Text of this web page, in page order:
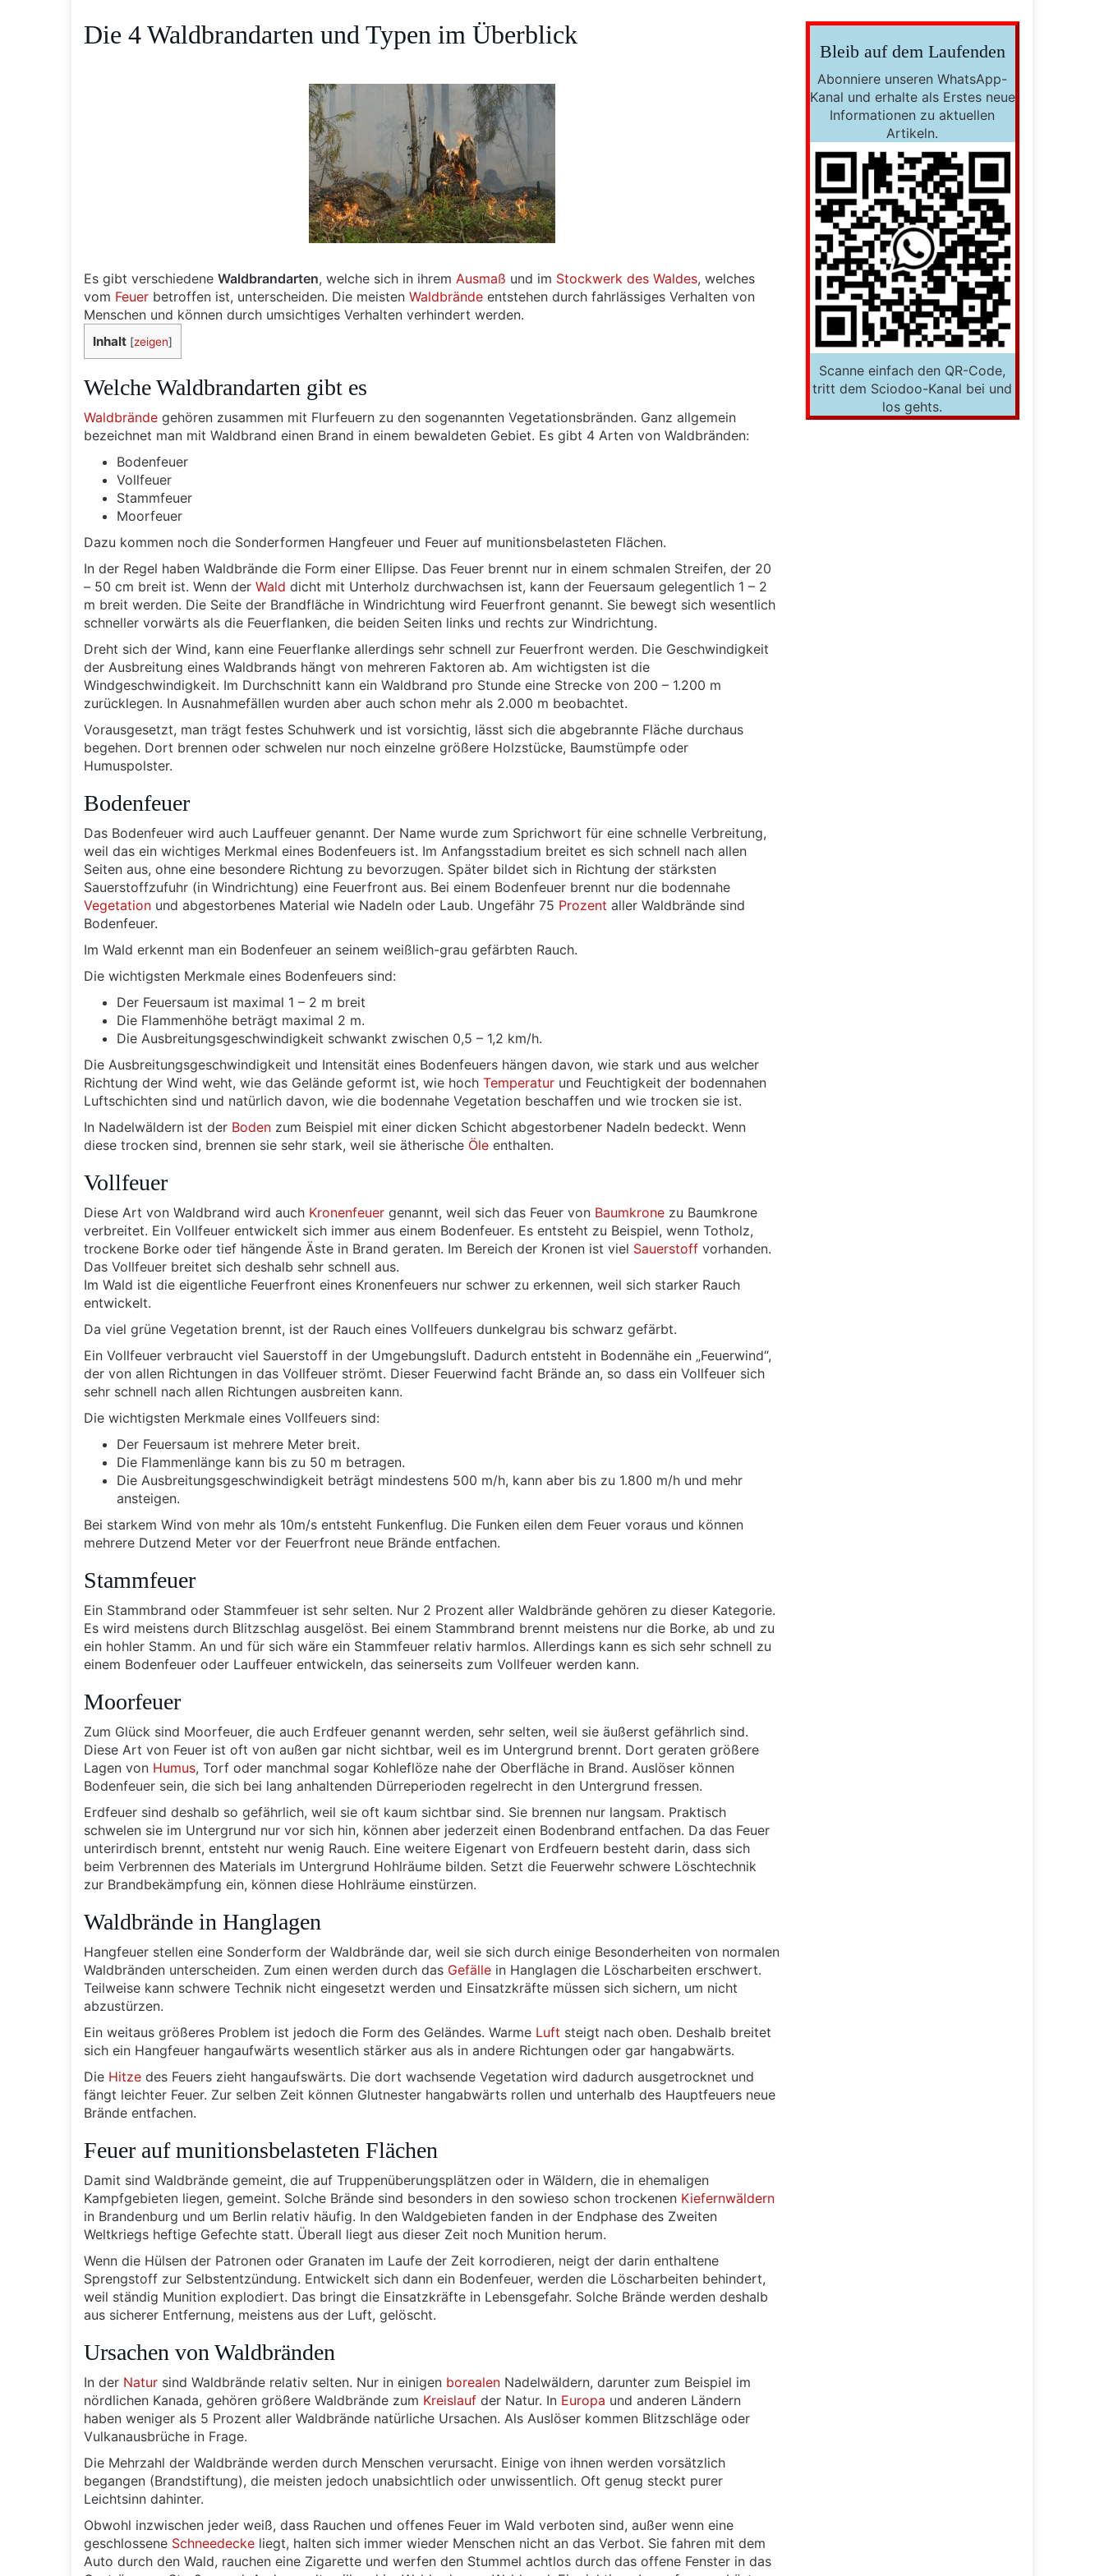
Die 4 Waldbrandarten und Typen im Überblick
Es gibt verschiedene Waldbrandarten, welche sich in ihrem Ausmaß und im Stockwerk des Waldes, welches
vom Feuer betroffen ist, unterscheiden. Die meisten Waldbrände entstehen durch fahrlässiges Verhalten von
Menschen und können durch umsichtiges Verhalten verhindert werden.
Inhalt [zeigen]
Welche Waldbrandarten gibt es
Waldbrände gehören zusammen mit Flurfeuern zu den sogenannten Vegetationsbränden. Ganz allgemein
bezeichnet man mit Waldbrand einen Brand in einem bewaldeten Gebiet. Es gibt 4 Arten von Waldbränden:
Bodenfeuer
Vollfeuer
Stammfeuer
Moorfeuer
Dazu kommen noch die Sonderformen Hangfeuer und Feuer auf munitionsbelasteten Flächen.
In der Regel haben Waldbrände die Form einer Ellipse. Das Feuer brennt nur in einem schmalen Streifen, der 20
– 50 cm breit ist. Wenn der Wald dicht mit Unterholz durchwachsen ist, kann der Feuersaum gelegentlich 1 – 2
m breit werden. Die Seite der Brandfläche in Windrichtung wird Feuerfront genannt. Sie bewegt sich wesentlich
schneller vorwärts als die Feuerflanken, die beiden Seiten links und rechts zur Windrichtung.
Dreht sich der Wind, kann eine Feuerflanke allerdings sehr schnell zur Feuerfront werden. Die Geschwindigkeit
der Ausbreitung eines Waldbrands hängt von mehreren Faktoren ab. Am wichtigsten ist die
Windgeschwindigkeit. Im Durchschnitt kann ein Waldbrand pro Stunde eine Strecke von 200 – 1.200 m
zurücklegen. In Ausnahmefällen wurden aber auch schon mehr als 2.000 m beobachtet.
Vorausgesetzt, man trägt festes Schuhwerk und ist vorsichtig, lässt sich die abgebrannte Fläche durchaus
begehen. Dort brennen oder schwelen nur noch einzelne größere Holzstücke, Baumstümpfe oder
Humuspolster.
Bodenfeuer
Das Bodenfeuer wird auch Lauffeuer genannt. Der Name wurde zum Sprichwort für eine schnelle Verbreitung,
weil das ein wichtiges Merkmal eines Bodenfeuers ist. Im Anfangsstadium breitet es sich schnell nach allen
Seiten aus, ohne eine besondere Richtung zu bevorzugen. Später bildet sich in Richtung der stärksten
Sauerstoffzufuhr (in Windrichtung) eine Feuerfront aus. Bei einem Bodenfeuer brennt nur die bodennahe
Vegetation und abgestorbenes Material wie Nadeln oder Laub. Ungefähr 75 Prozent aller Waldbrände sind
Bodenfeuer.
Im Wald erkennt man ein Bodenfeuer an seinem weißlich-grau gefärbten Rauch.
Die wichtigsten Merkmale eines Bodenfeuers sind:
Der Feuersaum ist maximal 1 – 2 m breit
Die Flammenhöhe beträgt maximal 2 m.
Die Ausbreitungsgeschwindigkeit schwankt zwischen 0,5 – 1,2 km/h.
Die Ausbreitungsgeschwindigkeit und Intensität eines Bodenfeuers hängen davon, wie stark und aus welcher
Richtung der Wind weht, wie das Gelände geformt ist, wie hoch Temperatur und Feuchtigkeit der bodennahen
Luftschichten sind und natürlich davon, wie die bodennahe Vegetation beschaffen und wie trocken sie ist.
In Nadelwäldern ist der Boden zum Beispiel mit einer dicken Schicht abgestorbener Nadeln bedeckt. Wenn
diese trocken sind, brennen sie sehr stark, weil sie ätherische Öle enthalten.
Vollfeuer
Diese Art von Waldbrand wird auch Kronenfeuer genannt, weil sich das Feuer von Baumkrone zu Baumkrone
verbreitet. Ein Vollfeuer entwickelt sich immer aus einem Bodenfeuer. Es entsteht zu Beispiel, wenn Totholz,
trockene Borke oder tief hängende Äste in Brand geraten. Im Bereich der Kronen ist viel Sauerstoff vorhanden.
Das Vollfeuer breitet sich deshalb sehr schnell aus.
Im Wald ist die eigentliche Feuerfront eines Kronenfeuers nur schwer zu erkennen, weil sich starker Rauch
entwickelt.
Da viel grüne Vegetation brennt, ist der Rauch eines Vollfeuers dunkelgrau bis schwarz gefärbt.
Ein Vollfeuer verbraucht viel Sauerstoff in der Umgebungsluft. Dadurch entsteht in Bodennähe ein „Feuerwind“,
der von allen Richtungen in das Vollfeuer strömt. Dieser Feuerwind facht Brände an, so dass ein Vollfeuer sich
sehr schnell nach allen Richtungen ausbreiten kann.
Die wichtigsten Merkmale eines Vollfeuers sind:
Der Feuersaum ist mehrere Meter breit.
Die Flammenlänge kann bis zu 50 m betragen.
Die Ausbreitungsgeschwindigkeit beträgt mindestens 500 m/h, kann aber bis zu 1.800 m/h und mehr
ansteigen.
Bei starkem Wind von mehr als 10m/s entsteht Funkenflug. Die Funken eilen dem Feuer voraus und können
mehrere Dutzend Meter vor der Feuerfront neue Brände entfachen.
Stammfeuer
Ein Stammbrand oder Stammfeuer ist sehr selten. Nur 2 Prozent aller Waldbrände gehören zu dieser Kategorie.
Es wird meistens durch Blitzschlag ausgelöst. Bei einem Stammbrand brennt meistens nur die Borke, ab und zu
ein hohler Stamm. An und für sich wäre ein Stammfeuer relativ harmlos. Allerdings kann es sich sehr schnell zu
einem Bodenfeuer oder Lauffeuer entwickeln, das seinerseits zum Vollfeuer werden kann.
Moorfeuer
Zum Glück sind Moorfeuer, die auch Erdfeuer genannt werden, sehr selten, weil sie äußerst gefährlich sind.
Diese Art von Feuer ist oft von außen gar nicht sichtbar, weil es im Untergrund brennt. Dort geraten größere
Lagen von Humus, Torf oder manchmal sogar Kohleflöze nahe der Oberfläche in Brand. Auslöser können
Bodenfeuer sein, die sich bei lang anhaltenden Dürreperioden regelrecht in den Untergrund fressen.
Erdfeuer sind deshalb so gefährlich, weil sie oft kaum sichtbar sind. Sie brennen nur langsam. Praktisch
schwelen sie im Untergrund nur vor sich hin, können aber jederzeit einen Bodenbrand entfachen. Da das Feuer
unterirdisch brennt, entsteht nur wenig Rauch. Eine weitere Eigenart von Erdfeuern besteht darin, dass sich
beim Verbrennen des Materials im Untergrund Hohlräume bilden. Setzt die Feuerwehr schwere Löschtechnik
zur Brandbekämpfung ein, können diese Hohlräume einstürzen.
Waldbrände in Hanglagen
Hangfeuer stellen eine Sonderform der Waldbrände dar, weil sie sich durch einige Besonderheiten von normalen
Waldbränden unterscheiden. Zum einen werden durch das Gefälle in Hanglagen die Löscharbeiten erschwert.
Teilweise kann schwere Technik nicht eingesetzt werden und Einsatzkräfte müssen sich sichern, um nicht
abzustürzen.
Ein weitaus größeres Problem ist jedoch die Form des Geländes. Warme Luft steigt nach oben. Deshalb breitet
sich ein Hangfeuer hangaufwärts wesentlich stärker aus als in andere Richtungen oder gar hangabwärts.
Die Hitze des Feuers zieht hangaufswärts. Die dort wachsende Vegetation wird dadurch ausgetrocknet und
fängt leichter Feuer. Zur selben Zeit können Glutnester hangabwärts rollen und unterhalb des Hauptfeuers neue
Brände entfachen.
Feuer auf munitionsbelasteten Flächen
Damit sind Waldbrände gemeint, die auf Truppenüberungsplätzen oder in Wäldern, die in ehemaligen
Kampfgebieten liegen, gemeint. Solche Brände sind besonders in den sowieso schon trockenen Kiefernwäldern
in Brandenburg und um Berlin relativ häufig. In den Waldgebieten fanden in der Endphase des Zweiten
Weltkriegs heftige Gefechte statt. Überall liegt aus dieser Zeit noch Munition herum.
Wenn die Hülsen der Patronen oder Granaten im Laufe der Zeit korrodieren, neigt der darin enthaltene
Sprengstoff zur Selbstentzündung. Entwickelt sich dann ein Bodenfeuer, werden die Löscharbeiten behindert,
weil ständig Munition explodiert. Das bringt die Einsatzkräfte in Lebensgefahr. Solche Brände werden deshalb
aus sicherer Entfernung, meistens aus der Luft, gelöscht.
Ursachen von Waldbränden
In der Natur sind Waldbrände relativ selten. Nur in einigen borealen Nadelwäldern, darunter zum Beispiel im
nördlichen Kanada, gehören größere Waldbrände zum Kreislauf der Natur. In Europa und anderen Ländern
haben weniger als 5 Prozent aller Waldbrände natürliche Ursachen. Als Auslöser kommen Blitzschläge oder
Vulkanausbrüche in Frage.
Die Mehrzahl der Waldbrände werden durch Menschen verursacht. Einige von ihnen werden vorsätzlich
begangen (Brandstiftung), die meisten jedoch unabsichtlich oder unwissentlich. Oft genug steckt purer
Leichtsinn dahinter.
Obwohl inzwischen jeder weiß, dass Rauchen und offenes Feuer im Wald verboten sind, außer wenn eine
geschlossene Schneedecke liegt, halten sich immer wieder Menschen nicht an das Verbot. Sie fahren mit dem
Auto durch den Wald, rauchen eine Zigarette und werfen den Stummel achtlos durch das offene Fenster in das
Bleib auf dem Laufenden
Abonniere unseren WhatsApp-
Kanal und erhalte als Erstes neue
Informationen zu aktuellen
Artikeln.
Scanne einfach den QR-Code,
tritt dem Sciodoo-Kanal bei und
los gehts.